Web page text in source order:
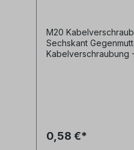
M20
Sechskant
Kabelverschraubung
0,58 €*